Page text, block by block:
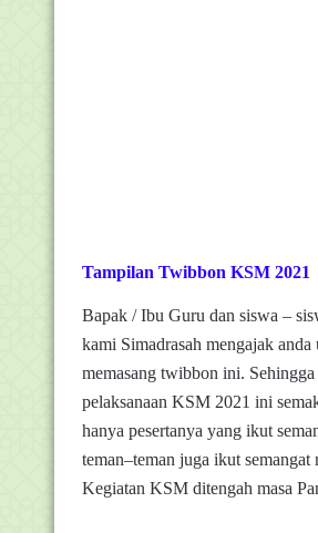
Tampilan Twibbon KSM 2021
Bapak / Ibu Guru dan siswa –
kami Simadrasah mengajak anda
memasang twibbon ini. Sehingga
pelaksanaan KSM 2021 ini
hanya pesertanya yang ikut
teman–teman juga ikut semangat
Kegiatan KSM ditengah masa